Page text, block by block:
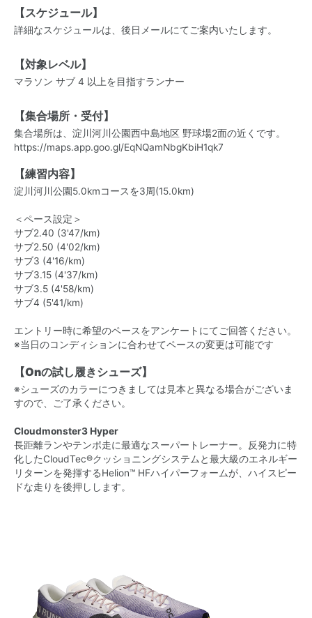
【スケジュール】
詳細なスケジュールは、後日メールにてご案内いたします。
【対象レベル】
マラソン サブ 4 以上を目指すランナー
【集合場所・受付】
集合場所は、淀川河川公園西中島地区 野球場2面の近くです。
https://maps.app.goo.gl/EqNQamNbgKbiH1qk7
【練習内容】
淀川河川公園5.0kmコースを3周(15.0km)
＜ペース設定＞
サブ2.40 (3'47/km)
サブ2.50 (4'02/km)
サブ3 (4'16/km)
サブ3.15 (4'37/km)
サブ3.5 (4'58/km)
サブ4 (5'41/km)
エントリー時に希望のペースをアンケートにてご回答ください。
※当日のコンディションに合わせてペースの変更は可能です
【Onの試し履きシューズ】
※シューズのカラーにつきましては見本と異なる場合がございま
すので、ご了承ください。
Cloudmonster3 Hyper
長距離ランや​​​テンポ走に​​​最適な​​​スーパートレーナー。​​​反発力に​​​特
化した​​​CloudTec®クッショニングシステムと​​​最大級の​​​エネルギー
リターンを​​​発揮する​​​Helion™ HFハイパーフォームが、​​​ハイスピー
ドな​​​走りを​​​後​​押しします。